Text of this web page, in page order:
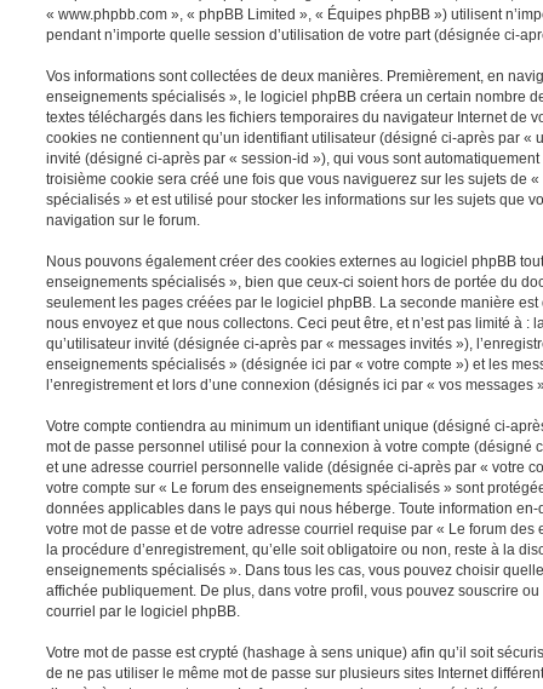
« www.phpbb.com », « phpBB Limited », « Équipes phpBB ») utilisent
pendant n’importe quelle session d’utilisation de votre part (désignée ci-
Vos informations sont collectées de deux manières. Premièrement, en
enseignements spécialisés », le logiciel phpBB créera un certain nombre
textes téléchargés dans les fichiers temporaires du navigateur Internet de
cookies ne contiennent qu’un identifiant utilisateur (désigné ci-après par «
invité (désigné ci-après par « session-id »), qui vous sont
troisième cookie sera créé une fois que vous naviguerez sur les sujets de
spécialisés » et est utilisé pour stocker les informations sur les sujets que
navigation sur le forum.
Nous pouvons également créer des cookies externes au logiciel phpBB
enseignements spécialisés », bien que ceux-ci soient hors de portée du
seulement les pages créées par le logiciel phpBB. La seconde manière
nous envoyez et que nous collectons. Ceci peut être, et n’est pas limité à :
qu’utilisateur invité (désignée ci-après par « messages invités »),
enseignements spécialisés » (désignée ici par « votre compte ») et les
l’enregistrement et lors d’une connexion (désignés ici par « vos messages
Votre compte contiendra au minimum un identifiant unique (désigné ci-
mot de passe personnel utilisé pour la connexion à votre compte (désigné
et une adresse courriel personnelle valide (désignée ci-après par « votre
votre compte sur « Le forum des enseignements spécialisés » sont
données applicables dans le pays qui nous héberge. Toute information en-
votre mot de passe et de votre adresse courriel requise par « Le forum
la procédure d’enregistrement, qu’elle soit obligatoire ou non, reste à la
enseignements spécialisés ». Dans tous les cas, vous pouvez choisir
affichée publiquement. De plus, dans votre profil, vous pouvez souscrire
courriel par le logiciel phpBB.
Votre mot de passe est crypté (hashage à sens unique) afin qu’il soit
de ne pas utiliser le même mot de passe sur plusieurs sites Internet